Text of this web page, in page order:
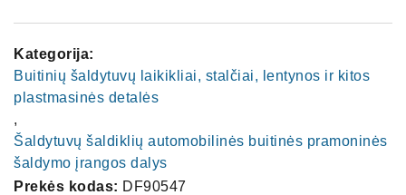
Kategorija:
Buitinių šaldytuvų laikikliai, stalčiai, lentynos ir kitos
plastmasinės detalės
,
Šaldytuvų šaldiklių automobilinės buitinės pramoninės
šaldymo įrangos dalys
Prekės kodas: DF90547